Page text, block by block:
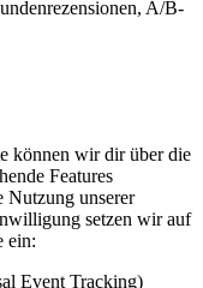
A/B-
können wir dir über die
Features
Nutzung unserer
setzen wir auf
ein:
Event Tracking)